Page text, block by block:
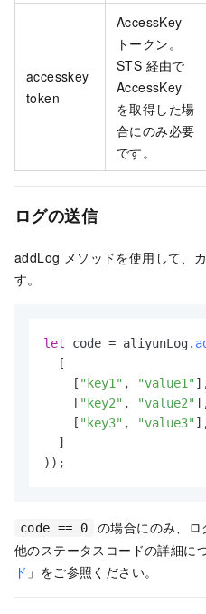
accesskey
token
AccessKey
トークン。
STS 経由で
AccessKey
を取得した場
合にのみ必要
です。
ログの送信
addLog メソッドを使用して、
す。
let code = aliyunLog.
  [
    [
"key1" , "value1"
    [
"key2" , "value2"
    [
"key3" , "value3"
  ]
));
code == 0
の場合にのみ、
他のステータスコードの詳細に
ド 」をご参照ください。